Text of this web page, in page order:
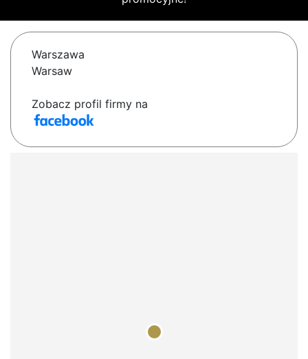
Warszawa
Warsaw
Zobacz profil firmy na